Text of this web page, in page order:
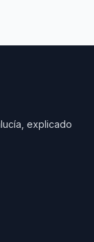
explicado